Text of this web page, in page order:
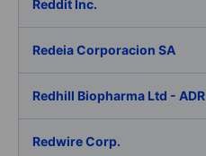
Reddit Inc.
Redeia Corporacion SA
Redhill Biopharma Ltd - ADR
Redwire Corp.